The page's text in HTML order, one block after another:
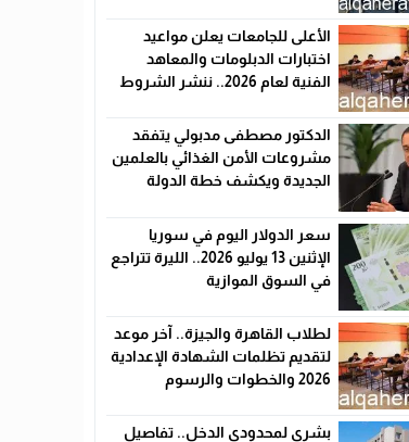
الأعلى للجامعات يعلن مواعيد
اختبارات الدبلومات والمعاهد
الفنية لعام 2026.. ننشر الشروط
الدكتور مصطفى مدبولي يتفقد
مشروعات الأمن الغذائي بالعلمين
الجديدة ويكشف خطة الدولة
سعر الدولار اليوم في سوريا
الإثنين 13 يوليو 2026.. الليرة تتراجع
في السوق الموازية
لطلاب القاهرة والجيزة.. آخر موعد
لتقديم تظلمات الشهادة الإعدادية
2026 والخطوات والرسوم
بشرى لمحدودي الدخل.. تفاصيل